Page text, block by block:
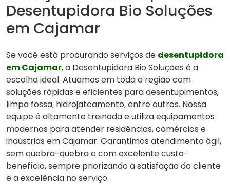
Desentupidora Bio Soluções
em Cajamar
Se você está procurando serviços de desentupidora
em Cajamar, a Desentupidora Bio Soluções é a
escolha ideal. Atuamos em toda a região com
soluções rápidas e eficientes para desentupimentos,
limpa fossa, hidrojateamento, entre outros. Nossa
equipe é altamente treinada e utiliza equipamentos
modernos para atender residências, comércios e
indústrias em Cajamar. Garantimos atendimento ágil,
sem quebra-quebra e com excelente custo-
benefício, sempre priorizando a satisfação do cliente
e a excelência no serviço.